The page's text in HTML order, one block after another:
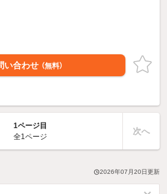
い合わせ （無料）
1ページ目
全1ページ
次へ
2026年07月20日更新